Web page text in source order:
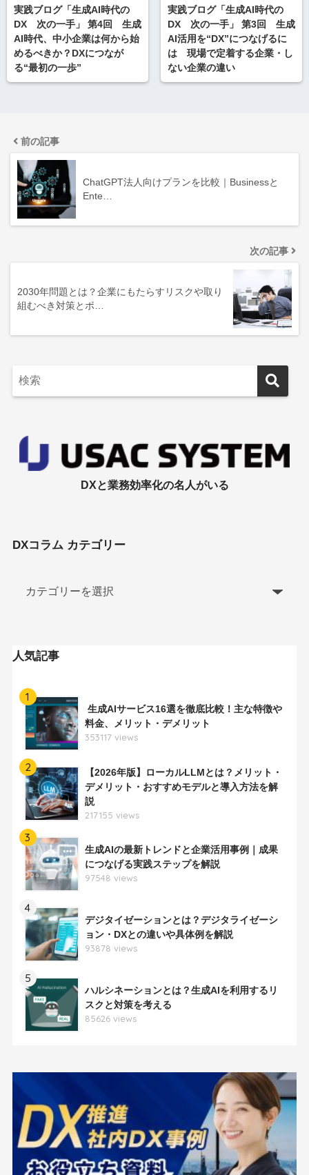
実践ブログ「生成AI時代の
DX 次の一手」 第4回 生成
AI時代、中小企業は何から始
めるべきか？DXにつなが
る“最初の一歩”
実践ブログ「生成AI時代の
DX 次の一手」 第3回 生成
AI活用を“DX”につなげるに
は 現場で定着する企業・し
ない企業の違い
前の記事
ChatGPT法人向けプランを比較｜Businessと
Ente…
次の記事
2030年問題とは？企業にもたらすリスクや取り
組むべき対策とポ…
DXと業務効率化の名人がいる
DXコラム カテゴリー
人気記事
1
生成AIサービス16選を徹底比較！主な特徴や
料金、メリット・デメリット
353117 views
2
【2026年版】ローカルLLMとは？メリット・
デメリット・おすすめモデルと導入方法を解
説
217155 views
3
生成AIの最新トレンドと企業活用事例｜成果
につなげる実践ステップを解説
97548 views
4
デジタイゼーションとは？デジタライゼーシ
ョン・DXとの違いや具体例を解説
93878 views
5
ハルシネーションとは？生成AIを利用するリ
スクと対策を考える
85626 views